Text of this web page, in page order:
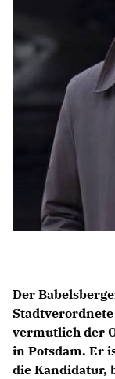
CDU
Der
vermutlich der
in Potsdam. Er
die Kandidatur,